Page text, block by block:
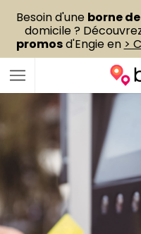
Besoin d'une borne
domicile ?
promosd'Engie en >